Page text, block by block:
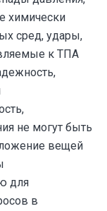
химически
сред, удары,
к ТПА
не могут быть
вещей
для
в